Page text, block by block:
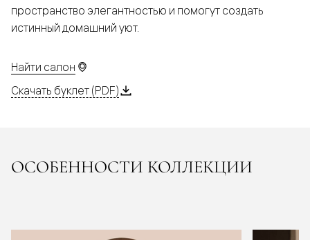
пространство элегантностью и помогут создать
истинный домашний уют.
Найти салон
Скачать буклет (PDF)
ОСОБЕННОСТИ КОЛЛЕКЦИИ